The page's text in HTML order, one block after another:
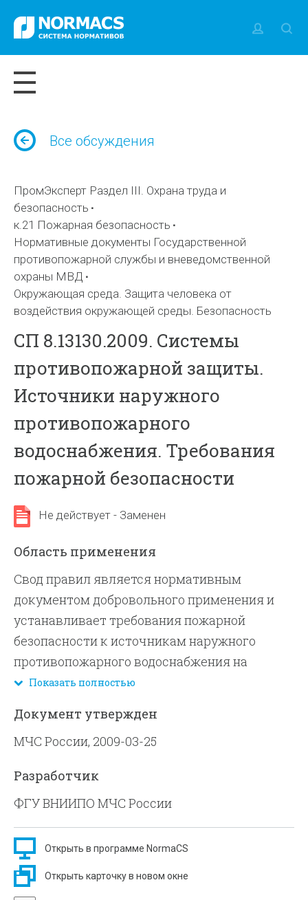
Все обсуждения
ПромЭксперт Раздел III. Охрана труда и
безопасность
к.21 Пожарная безопасность
Нормативные документы Государственной
противопожарной службы и вневедомственной
охраны МВД
Окружающая среда. Защита человека от
воздействия окружающей среды. Безопасность
СП 8.13130.2009. Системы
противопожарной защиты.
Источники наружного
противопожарного
водоснабжения. Требования
пожарной безопасности
Не действует - Заменен
Область применения
Свод правил является нормативным
документом добровольного применения и
устанавливает требования пожарной
безопасности к источникам наружного
противопожарного водоснабжения на
территории поселений, городских округов и
Требования документа не распространяются
на предприятия, производящие,
вещества; объекты нефтегазодобывающей и
нефтеперерабатывающей промышленности;
объекты промышленного транспорта;
предприятия, здания и сооружения по
хранению и переработке зерна;
автозаправочные станции; предприятия
Показать полностью
Документ утвержден
МЧС России, 2009-03-25
Разработчик
ФГУ ВНИИПО МЧС России
Открыть в программе NormaCS
Открыть карточку в новом окне